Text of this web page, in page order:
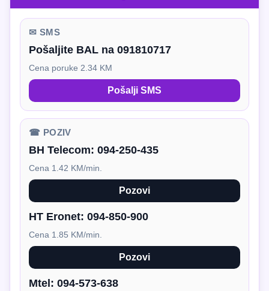
✉ SMS
Pošaljite BAL na 091810717
Cena poruke 2.34 KM
Pošalji SMS
☎ POZIV
BH Telecom: 094-250-435
Cena 1.42 KM/min.
Pozovi
HT Eronet: 094-850-900
Cena 1.85 KM/min.
Pozovi
Mtel: 094-573-638